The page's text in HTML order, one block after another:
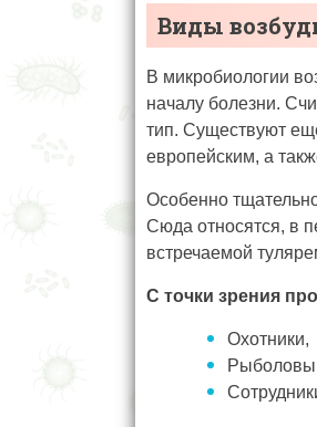
Виды
В микробиологии
началу болезни.
тип. Существуют
европейским, а
Особенно
Сюда относятся, в
встречаемой
С точки зрения
Охотники,